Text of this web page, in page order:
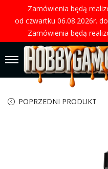
Zamówienia będą
od czwartku 06.08.2026r.
Zamówienia będą
POPRZEDNI PRODUKT